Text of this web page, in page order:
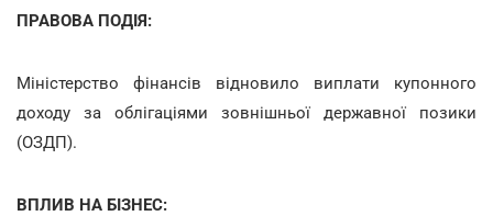
ПРАВОВА ПОДІЯ:
Міністерство фінансів відновило виплати купонного
доходу за облігаціями зовнішньої державної позики
(ОЗДП).
ВПЛИВ НА БІЗНЕС: